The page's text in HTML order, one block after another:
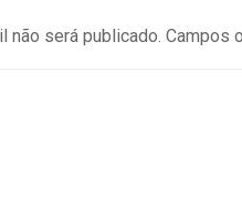
não será publicado. Campos